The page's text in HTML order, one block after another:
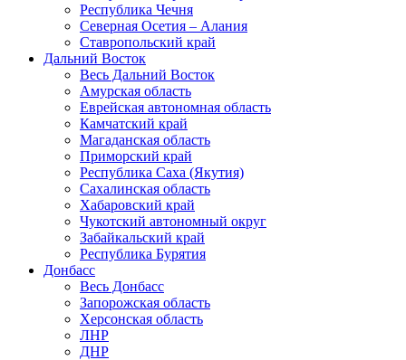
Республика Чечня
Северная Осетия – Алания
Ставропольский край
Дальний Восток
Весь Дальний Восток
Амурская область
Еврейская автономная область
Камчатский край
Магаданская область
Приморский край
Республика Саха (Якутия)
Сахалинская область
Хабаровский край
Чукотский автономный округ
Забайкальский край
Республика Бурятия
Донбасс
Весь Донбасс
Запорожская область
Херсонская область
ЛНР
ДНР